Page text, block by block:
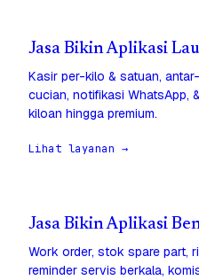
Jasa Bikin Aplikasi
Kasir per-kilo & satuan,
cucian, notifikasi WhatsApp,
kiloan hingga premium.
Lihat layanan →
Jasa Bikin Aplikasi
Work order, stok spare part,
reminder servis berkala,